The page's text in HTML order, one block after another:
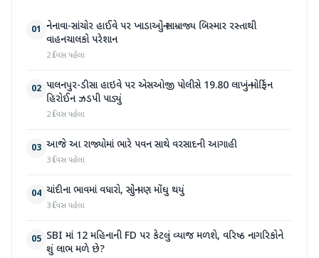
01 નેનાવા-સાંચોર હાઈવે પર ખાડાઓનું સામ્રાજ્ય બિસ્માર રસ્તાથી
વાહનચાલકો પરેશાન
2 દિવસ પહેલા
02 પાલનપુર-ડીસા હાઇવે પર એસઓજી પોલીસે 19.80 લાખનું મોર્ફિન
હિરોઈન ઝડપી પાડ્યું
2 દિવસ પહેલા
03 આજે આ રાજ્યોમાં ભારે પવન સાથે વરસાદની આગાહી
3 દિવસ પહેલા
04 ચાંદીના ભાવમાં વધારો, સોનું પણ મોંઘુ થયું
3 દિવસ પહેલા
05 SBI માં 12 મહિનાની FD પર કેટલું વ્યાજ મળશે, વરિષ્ઠ નાગરિકોને
શું લાભ મળે છે?